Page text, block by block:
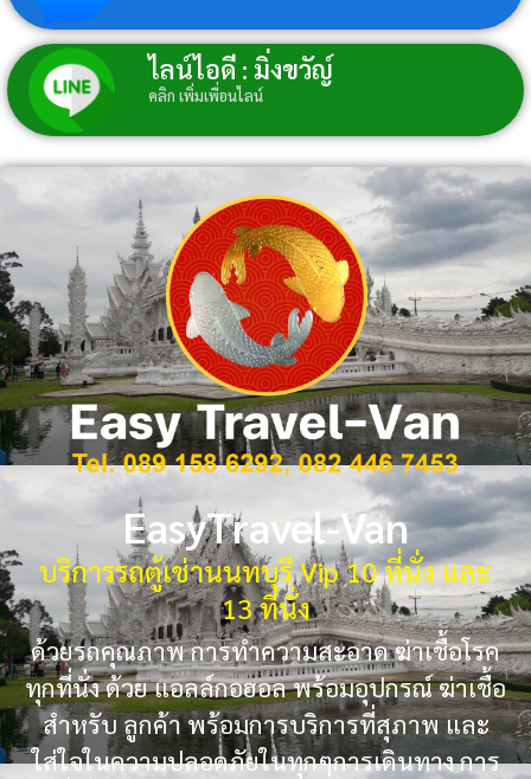
ไลน์ไอดี : มิ่งขวัญ์
คลิก เพิ่มเพื่อนไลน์
EasyTravel-Van
บริการรถตู้เช่านนทบุรี Vip 10 ที่นั่ง และ
13 ที่นั่ง
ด้วยรถคุณภาพ การทำความสะอาด ฆ่าเชื้อโรค
ทุกที่นั่ง ด้วย แอลล์กอฮอล พร้อมอุปกรณ์ ฆ่าเชื้อ
สำหรับ ลูกค้า พร้อมการบริการที่สุภาพ และ
ใส่ใจในความปลอดภัยในทุกๆการเดินทาง การ